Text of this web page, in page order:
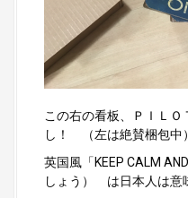
この右の看板、ＰＩＬ
し！ （左は絶賛梱包中）
英国風「KEEP CALM
しょう） は日本人は意